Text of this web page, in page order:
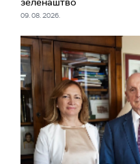
09. 08. 2026.